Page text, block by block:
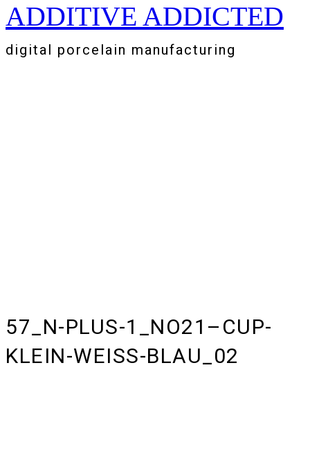
Zum
Inhalt
springen
ADDITIVE ADDICTED
digital porcelain manufacturing
57_N-PLUS-1_NO21–CUP-
KLEIN-WEISS-BLAU_02